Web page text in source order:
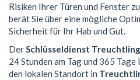
Risiken Ihrer Türen und Fenster
berät Sie über eine mögliche
Sicherheit für Ihr Hab und Gut.
DerSchlüsseldienst
24 Stunden am Tag und 365
den lokalen Standort in